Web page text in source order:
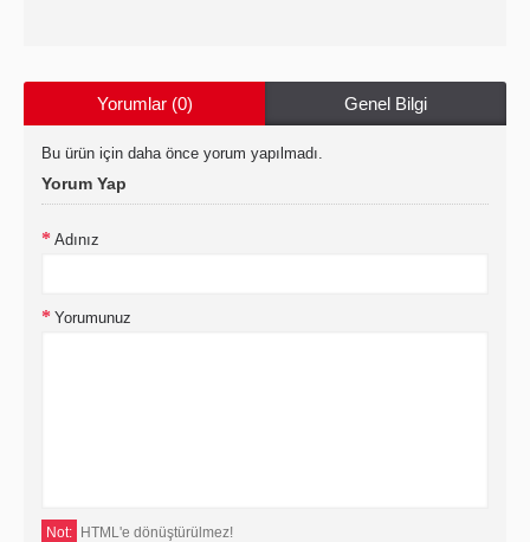
Yorumlar (0) Genel Bilgi
Bu ürün için daha önce yorum yapılmadı.
Yorum Yap
Adınız
Yorumunuz
Not: HTML'e dönüştürülmez!